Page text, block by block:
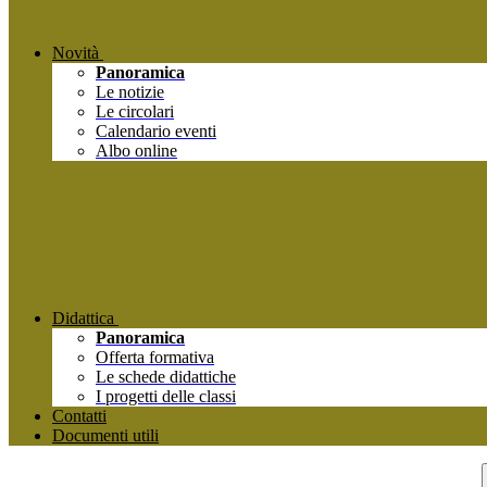
Novità
Panoramica
Le notizie
Le circolari
Calendario eventi
Albo online
Didattica
Panoramica
Offerta formativa
Le schede didattiche
I progetti delle classi
Contatti
Documenti utili